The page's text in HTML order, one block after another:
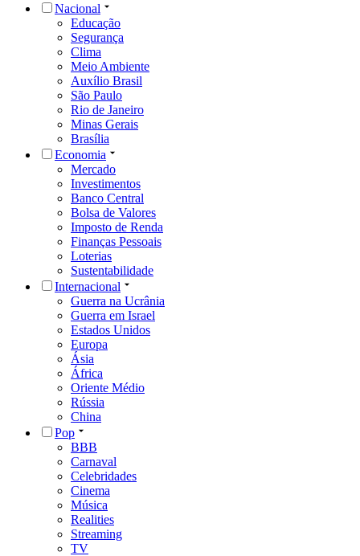
Nacional
Educação
Segurança
Clima
Meio Ambiente
Auxílio Brasil
São Paulo
Rio de Janeiro
Minas Gerais
Brasília
Economia
Mercado
Investimentos
Banco Central
Bolsa de Valores
Imposto de Renda
Finanças Pessoais
Loterias
Sustentabilidade
Internacional
Guerra na Ucrânia
Guerra em Israel
Estados Unidos
Europa
Ásia
África
Oriente Médio
Rússia
China
Pop
BBB
Carnaval
Celebridades
Cinema
Música
Realities
Streaming
TV